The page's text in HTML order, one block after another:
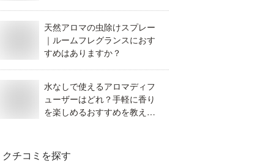
天然アロマの虫除けスプレー
｜ルームフレグランスにおす
すめはありますか？
水なしで使えるアロマディフ
ューザーはどれ？手軽に香り
を楽しめるおすすめを教え
クチコミを探す